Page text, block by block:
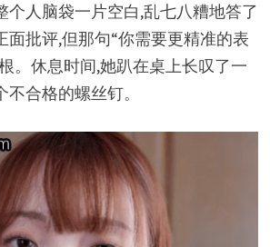
个人脑袋一片空白,乱七八糟地答了
面批评,但那句“你需要更精准的表
。休息时间,她趴在桌上长叹了一
合格的螺丝钉。